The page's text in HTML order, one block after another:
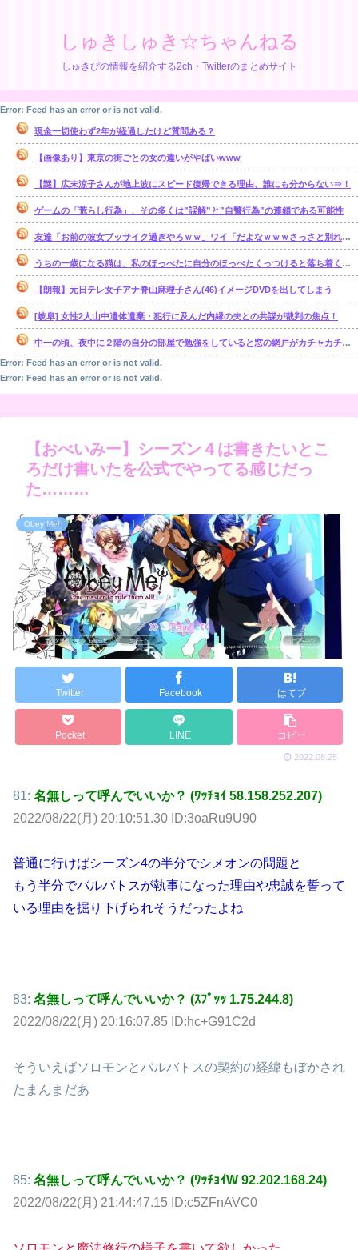
しゅきしゅき☆ちゃんねる
しゅきぴの情報を紹介する2ch・Twitterのまとめサイト
Error: Feed has an error or is not valid.
現金一切使わず2年が経過したけど質問ある？
【画像あり】東京の街ごとの女の違いがやばいwww
【謎】広末涼子さんが地上波にスピード復帰できる理由、誰にも分からない⇒！
ゲームの「荒らし行為」、その多くは”誤解”と”自警行為”の連鎖である可能性
友達「お前の彼女ブッサイク過ぎやろｗｗ」ワイ「だよなｗｗｗさっさと別れたいわｗｗｗ」
うちの一歳になる猫は、私のほっぺたに自分のほっぺたくっつけると落ち着くのか・・・【再】
【朗報】元日テレ女子アナ脊山麻理子さん(46)イメージDVDを出してしまう
[岐阜] 女性2人山中遺体遺棄・犯行に及んだ内縁の夫との共謀が裁判の焦点！
中一の頃、夜中に２階の自分の部屋で勉強をしていると窓の網戸がカチャカチャ鳴り出した。【再】
Error: Feed has an error or is not valid.
Error: Feed has an error or is not valid.
【おべいみー】シーズン４は書きたいとこ
ろだけ書いたを公式でやってる感じだっ
た………
Obey Me!
Twitter Facebook はてブ
Pocket LINE コピー
2022.08.25
81: 名無しって呼んでいいか？ (ﾜｯﾁｮｲ 58.158.252.207)
2022/08/22(月) 20:10:51.30 ID:3oaRu9U90
普通に行けばシーズン4の半分でシメオンの問題と
もう半分でバルバトスが執事になった理由や忠誠を誓って
いる理由を掘り下げられそうだったよね
83: 名無しって呼んでいいか？ (ｽﾌﾟｯｯ 1.75.244.8)
2022/08/22(月) 20:16:07.85 ID:hc+G91C2d
そういえばソロモンとバルバトスの契約の経緯もぼかされ
たまんまだあ
85: 名無しって呼んでいいか？ (ﾜｯﾁｮｲW 92.202.168.24)
2022/08/22(月) 21:44:47.15 ID:c5ZFnAVC0